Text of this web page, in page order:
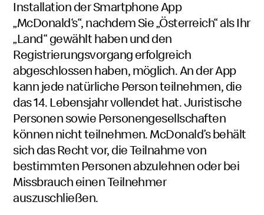
Installation der Smartphone App
„McDonald‘s“, nachdem Sie „Österreich“ als Ihr
„Land“ gewählt haben und den
Registrierungsvorgang erfolgreich
abgeschlossen haben, möglich. An der App
kann jede natürliche Person teilnehmen, die
das 14. Lebensjahr vollendet hat. Juristische
Personen sowie Personengesellschaften
können nicht teilnehmen. McDonald’s behält
sich das Recht vor, die Teilnahme von
bestimmten Personen abzulehnen oder bei
Missbrauch einen Teilnehmer
auszuschließen.